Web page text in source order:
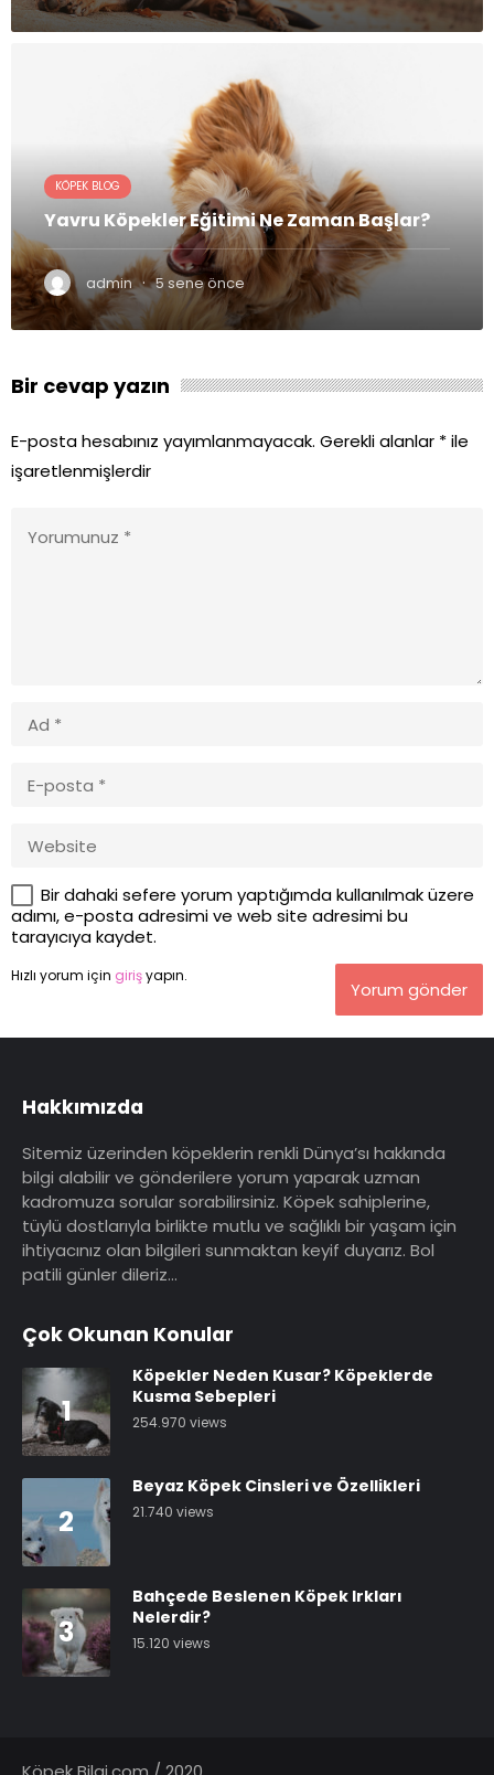
KÖPEK BLOG
Yavru Köpekler Eğitimi Ne Zaman Başlar?
admin · 5 sene önce
Bir cevap yazın
E-posta hesabınız yayımlanmayacak. Gerekli alanlar *ile
işaretlenmişlerdir
Bir dahaki sefere yorum yaptığımda kullanılmak üzere
adımı, e-posta adresimi ve web site adresimi bu
tarayıcıya kaydet.
Hızlı yorum için girişyapın.
Yorum gönder
Hakkımızda
Sitemiz üzerinden köpeklerin renkli Dünya’sı hakkında
bilgi alabilir ve gönderilere yorum yaparak uzman
kadromuza sorular sorabilirsiniz. Köpek sahiplerine,
tüylü dostlarıyla birlikte mutlu ve sağlıklı bir yaşam için
ihtiyacınız olan bilgileri sunmaktan keyif duyarız. Bol
patili günler dileriz…
Çok Okunan Konular
1
Köpekler Neden Kusar? Köpeklerde
Kusma Sebepleri
254.970 views
2
Beyaz Köpek Cinsleri ve Özellikleri
21.740 views
3
Bahçede Beslenen Köpek Irkları
Nelerdir?
15.120 views